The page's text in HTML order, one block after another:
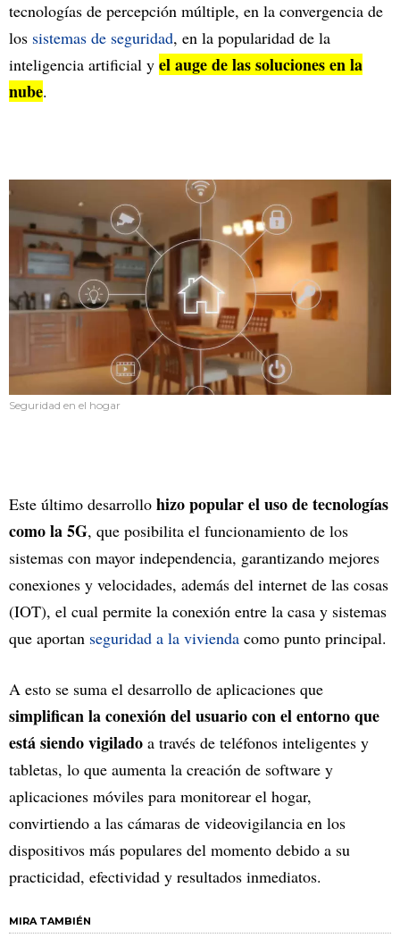
tecnologías de percepción múltiple, en la convergencia de
los sistemas de seguridad, en la popularidad de la
inteligencia artificial y el auge de las soluciones en la
nube.
Seguridad en el hogar
Este último desarrollo hizo popular el uso de tecnologías
como la 5G, que posibilita el funcionamiento de los
sistemas con mayor independencia, garantizando mejores
conexiones y velocidades, además del internet de las cosas
(IOT), el cual permite la conexión entre la casa y sistemas
que aportan seguridad a la vivienda como punto principal.
A esto se suma el desarrollo de aplicaciones que
simplifican la conexión del usuario con el entorno que
está siendo vigilado a través de teléfonos inteligentes y
tabletas, lo que aumenta la creación de software y
aplicaciones móviles para monitorear el hogar,
convirtiendo a las cámaras de videovigilancia en los
dispositivos más populares del momento debido a su
practicidad, efectividad y resultados inmediatos.
MIRA TAMBIÉN